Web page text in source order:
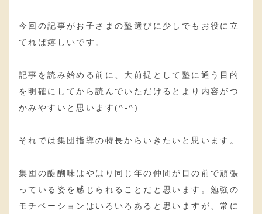
今回の記事がお子さまの塾選びに少しでもお役に立
てれば嬉しいです。
記事を読み始める前に、大前提として塾に通う目的
を明確にしてから読んでいただけるとより内容がつ
かみやすいと思います(^-^)
それでは集団指導の特長からいきたいと思います。
集団の醍醐味はやはり同じ年の仲間が目の前で頑張
っている姿を感じられることだと思います。勉強の
モチベーションはいろいろあると思いますが、常に